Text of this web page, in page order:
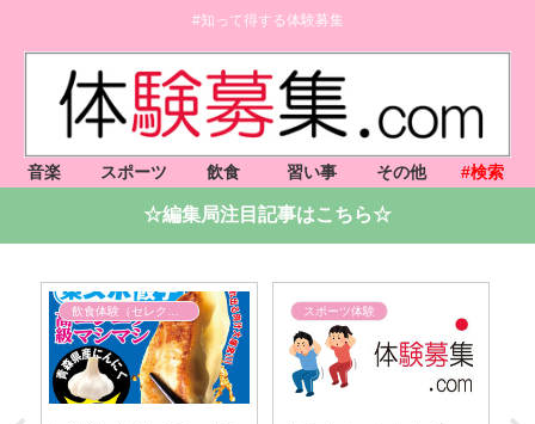
#知って得する体験募集
音楽 スポーツ 飲食 習い事 その他 #検索
☆編集局注目記事はこちら☆
スポーツ体験